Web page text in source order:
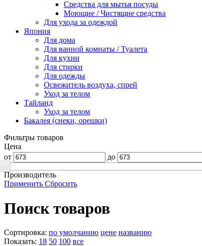
Средства для мытья посуды
Моющие / Чистящие средства
Для ухода за одеждой
Япония
Для дома
Для ванной комнаты / Туалета
Для кухни
Для стирки
Для одежды
Освежитель воздуха, спрей
Уход за телом
Тайланд
Уход за телом
Бакалея (снеки, орешки)
Фильтры товаров
Цена
от
до
Производитель
Применить Сбросить
Поиск товаров
Сортировка: по умолчанию цене названию
Показать: 18 50 100 все